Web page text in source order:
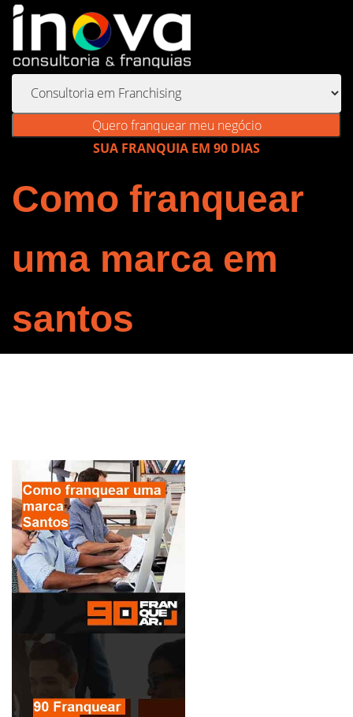
Quero franquear meu negócio
SUA FRANQUIA EM 90 DIAS
Como franquear
uma marca em
santos